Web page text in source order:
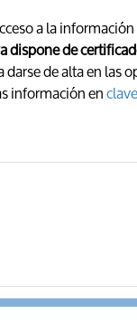
a la
dispone de
darse de alta en las
información en